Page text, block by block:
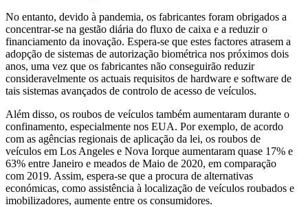
No entanto, devido à pandemia, os fabricantes foram obrigados a
concentrar-se na gestão diária do fluxo de caixa e a reduzir o
financiamento da inovação. Espera-se que estes factores atrasem a
adopção de sistemas de autorização biométrica nos próximos dois
anos, uma vez que os fabricantes não conseguirão reduzir
consideravelmente os actuais requisitos de hardware e software de
tais sistemas avançados de controlo de acesso de veículos.
Além disso, os roubos de veículos também aumentaram durante o
confinamento, especialmente nos EUA. Por exemplo, de acordo
com as agências regionais de aplicação da lei, os roubos de
veículos em Los Angeles e Nova Iorque aumentaram quase 17% e
63% entre Janeiro e meados de Maio de 2020, em comparação
com 2019. Assim, espera-se que a procura de alternativas
económicas, como assistência à localização de veículos roubados e
imobilizadores, aumente entre os consumidores.